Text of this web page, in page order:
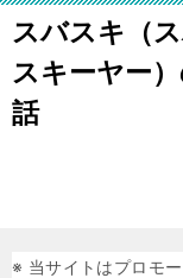
スバスキ（
スキーヤー
話
※ 当サイトはプロモ